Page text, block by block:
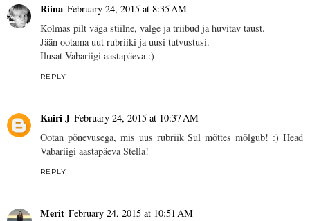
Riina February 24, 2015 at 8:35 AM
Kolmas pilt väga stiilne, valge ja triibud ja huvitav taust.
Jään ootama uut rubriiki ja uusi tutvustusi.
Ilusat Vabariigi aastapäeva :)
REPLY
Kairi J February 24, 2015 at 10:37 AM
Ootan põnevusega, mis uus rubriik Sul mõttes mõlgub! :) Head
Vabariigi aastapäeva Stella!
REPLY
Merit February 24, 2015 at 10:51 AM